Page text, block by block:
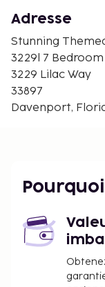
USA Water Ski
Fame Museum -
Mighty Jungle
Complexe de
Les aéroports
ou tuteurs et
Modes de
pour toutes
Adresse
Stunning
3229l 7
3229 Lilac Way
33897
Davenport,